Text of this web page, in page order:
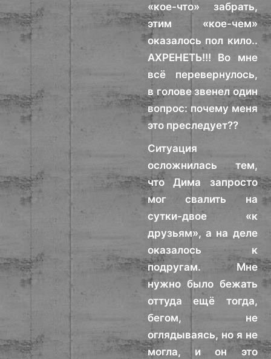
«кое-что» забрать,
этим «кое-чем»
оказалось пол кило..
АХРЕНЕТЬ!!! Во мне
всё перевернулось,
в голове звенел один
вопрос: почему меня
это преследует??
Ситуация
осложнилась тем,
что Дима запросто
мог свалить на
сутки-двое «к
друзьям», а на деле
оказалось к
подругам. Мне
нужно было бежать
оттуда ещё тогда,
бегом, не
оглядываясь, но я не
могла, и он это